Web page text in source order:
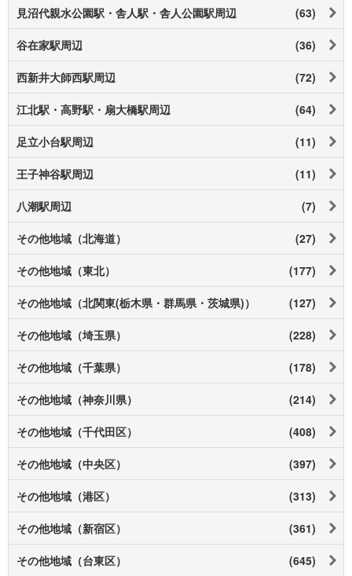
見沼代親水公園駅・舎人駅・舎人公園駅周辺 (63)
谷在家駅周辺 (36)
西新井大師西駅周辺 (72)
江北駅・高野駅・扇大橋駅周辺 (64)
足立小台駅周辺 (11)
王子神谷駅周辺 (11)
八潮駅周辺 (7)
その他地域（北海道） (27)
その他地域（東北） (177)
その他地域（北関東(栃木県・群馬県・茨城県)） (127)
その他地域（埼玉県） (228)
その他地域（千葉県） (178)
その他地域（神奈川県） (214)
その他地域（千代田区） (408)
その他地域（中央区） (397)
その他地域（港区） (313)
その他地域（新宿区） (361)
その他地域（台東区） (645)